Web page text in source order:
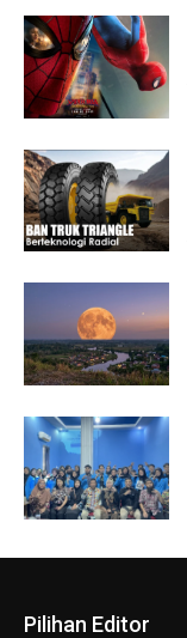
Pilihan Editor